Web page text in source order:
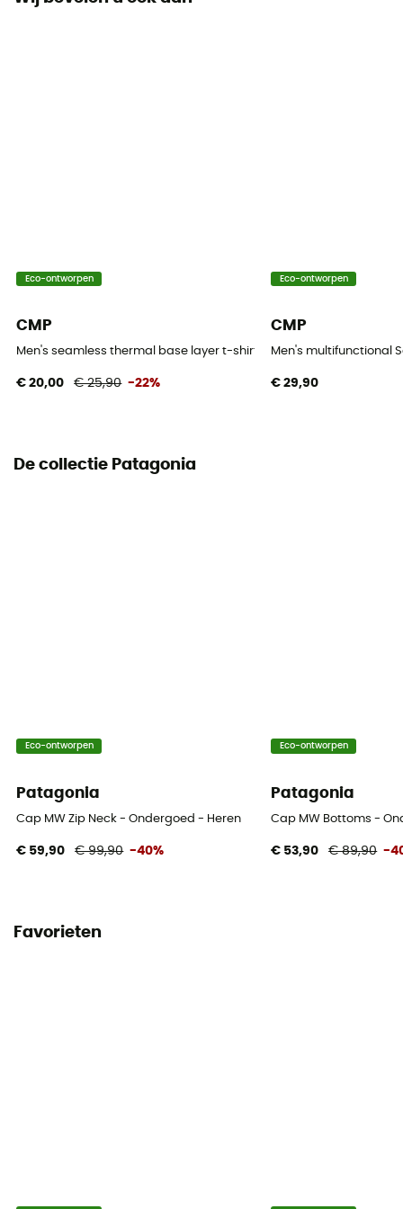
Ademend / Anti-geur
Merino wol
No
Eco-ontworpen
CMP
Men's seamless thermal base layer t-shirt - Ondergoed - Heren
€ 20,00 € 25,90 -22%
Eco-ontworpen
CMP
Men's multifunctional
€ 29,90
De collectie Patagonia
Eco-ontworpen
Patagonia
Cap MW Zip Neck - Ondergoed - Heren
€ 59,90 € 99,90 -40%
Eco-ontworpen
Patagonia
Cap MW Bottoms -
€ 53,90 € 89,90 -
Favorieten